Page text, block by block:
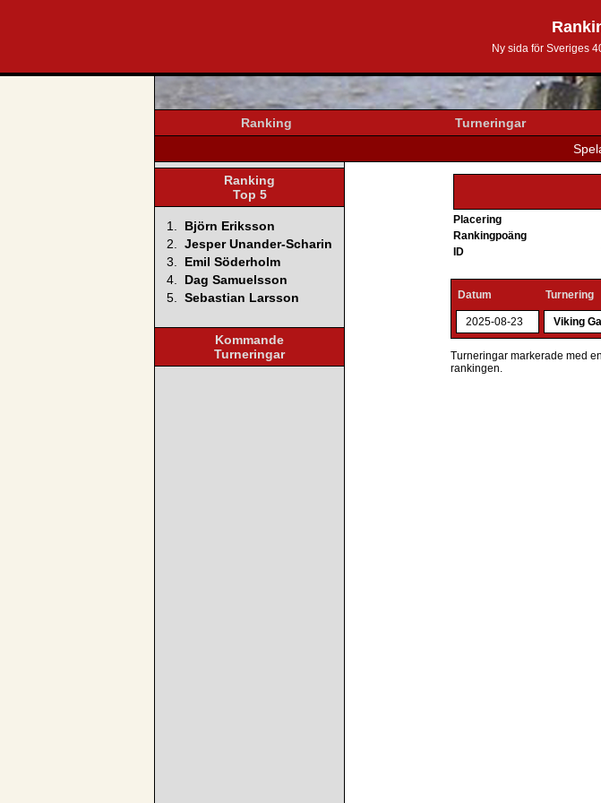
Ny sida för Sveriges
svenska40k.se
Ranking Turneringar
Ranking
Top 5
1.
Björn Eriksson
2. Jesper Unander-Scharin
3.
Emil Söderholm
4.
Dag Samuelsson
5. Sebastian Larsson
Kommande
Turneringar
Placering
Rankingpoäng
ID
Datum Turnering
2025-08-23 Viking
Turneringar markerade med
rankingen.